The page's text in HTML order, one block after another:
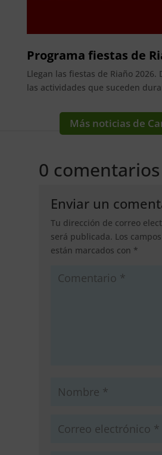
Programa fiestas de
Llegan las fiestas de Riaño 2026.
las actividades que suceden
Más noticias de
0 comentarios
Enviar un
Tu dirección de correo
será publicada. Los
están marcados con *